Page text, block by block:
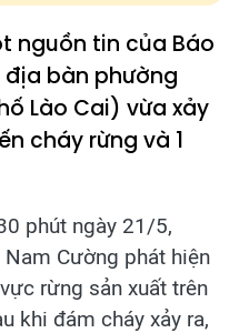
nguồn tin của Báo
địa bàn phường
Lào Cai) vừa xảy
cháy rừng và 1
phút ngày 21/5,
Cường phát hiện
rừng sản xuất trên
khi đám cháy xảy ra,